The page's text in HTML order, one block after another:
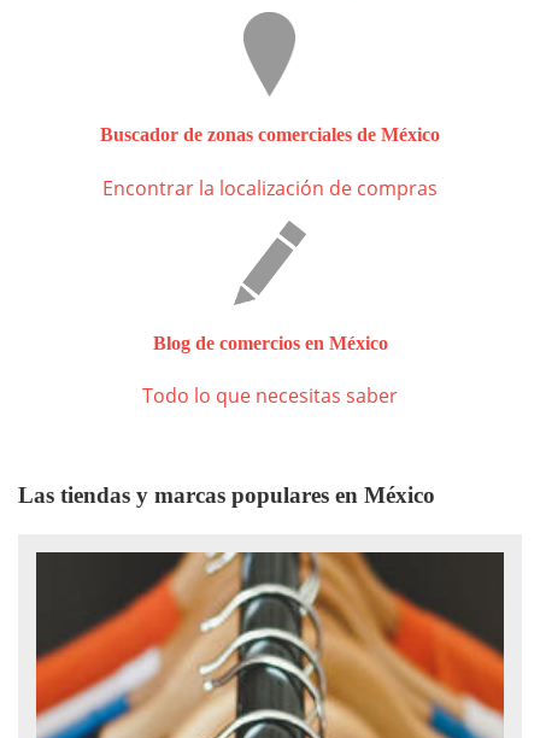
Buscador de zonas comerciales de México
Encontrar la localización de compras
Blog de comercios en México
Todo lo que necesitas saber
Las tiendas y marcas populares en México